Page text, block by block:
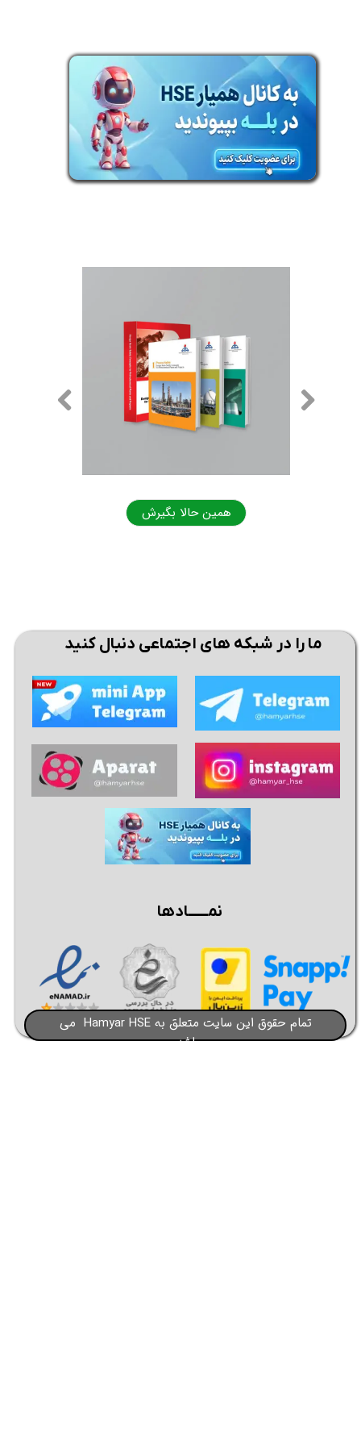
همین حالا بگیرش
تمام حقوق این سایت متعلق به Hamyar HSE می
باشد​​​​​​​
ما را در شبکه های اجتماعی دنبال کنید
نمــــــادها